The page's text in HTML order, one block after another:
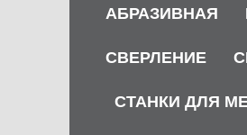
АБРАЗИВНАЯ
СВЕРЛЕНИЕ
СТАНКИ ДЛЯ